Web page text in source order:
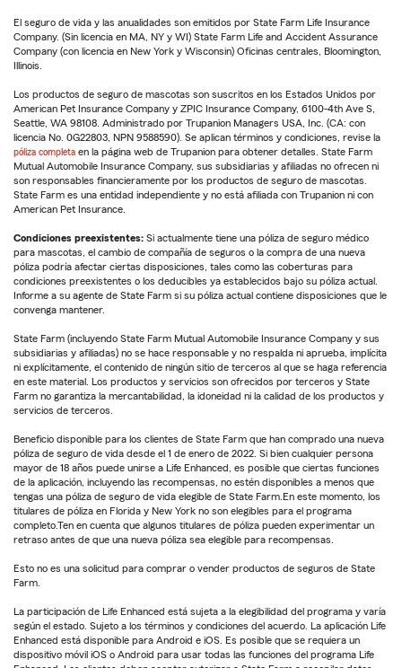
El seguro de vida y las anualidades son emitidos por State Farm Life Insurance
Company. (Sin licencia en MA, NY y WI) State Farm Life and Accident Assurance
Company (con licencia en New York y Wisconsin) Oficinas centrales, Bloomington,
Illinois.
Los productos de seguro de mascotas son suscritos en los Estados Unidos por
American Pet Insurance Company y ZPIC Insurance Company, 6100-4th Ave S,
Seattle, WA 98108. Administrado por Trupanion Managers USA, Inc. (CA: con
licencia No. 0G22803, NPN 9588590). Se aplican términos y condiciones, revise la
póliza completa en la página web de Trupanion para obtener detalles. State Farm
Mutual Automobile Insurance Company, sus subsidiarias y afiliadas no ofrecen ni
son responsables financieramente por los productos de seguro de mascotas.
State Farm es una entidad independiente y no está afiliada con Trupanion ni con
American Pet Insurance.
Condiciones preexistentes: Si actualmente tiene una póliza de seguro médico
para mascotas, el cambio de compañía de seguros o la compra de una nueva
póliza podría afectar ciertas disposiciones, tales como las coberturas para
condiciones preexistentes o los deducibles ya establecidos bajo su póliza actual.
Informe a su agente de State Farm si su póliza actual contiene disposiciones que le
convenga mantener.
State Farm (incluyendo State Farm Mutual Automobile Insurance Company y sus
subsidiarias y afiliadas) no se hace responsable y no respalda ni aprueba, implícita
ni explícitamente, el contenido de ningún sitio de terceros al que se haga referencia
en este material. Los productos y servicios son ofrecidos por terceros y State
Farm no garantiza la mercantabilidad, la idoneidad ni la calidad de los productos y
servicios de terceros.
Beneficio disponible para los clientes de State Farm que han comprado una nueva
póliza de seguro de vida desde el 1 de enero de 2022. Si bien cualquier persona
mayor de 18 años puede unirse a Life Enhanced, es posible que ciertas funciones
de la aplicación, incluyendo las recompensas, no estén disponibles a menos que
tengas una póliza de seguro de vida elegible de State Farm.En este momento, los
titulares de póliza en Florida y New York no son elegibles para el programa
completo.Ten en cuenta que algunos titulares de póliza pueden experimentar un
retraso antes de que una nueva póliza sea elegible para recompensas.
Esto no es una solicitud para comprar o vender productos de seguros de State
Farm.
La participación de Life Enhanced está sujeta a la elegibilidad del programa y varía
según el estado. Sujeto a los términos y condiciones del acuerdo. La aplicación Life
Enhanced está disponible para Android e iOS. Es posible que se requiera un
dispositivo móvil iOS o Android para usar todas las funciones del programa Life